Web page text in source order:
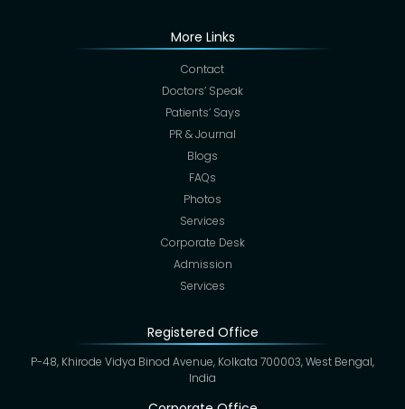
More Links
Contact
Doctors’ Speak
Patients’ Says
PR & Journal
Blogs
FAQs
Photos
Services
Corporate Desk
Admission
Services
Registered Office
P-48, Khirode Vidya Binod Avenue, Kolkata 700003, West Bengal,
India